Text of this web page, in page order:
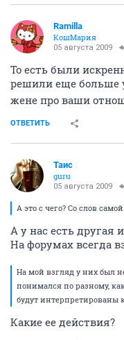
Ramilla
КошМария
05 августа 2009
То есть были
решили еще больше
жене про ваши
ОТВЕТИТЬ
Таис
guru
05 августа 2009
А это с чего? Со слов
А у нас есть другая
На форумах всегда
На мой взгляд у них был
понимался по разному,
будут
Какие ее действия?